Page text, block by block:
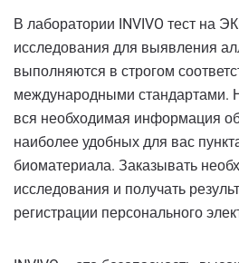
В лаборатории INVIVO тест на
исследования для выявления
выполняются в строгом
международными стандартами.
вся необходимая информация
наиболее удобных для вас
биоматериала. Заказывать
исследования и получать
регистрации персонального